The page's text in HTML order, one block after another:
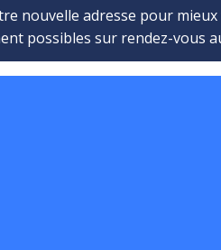
nouvelle adresse pour
possibles sur rendez-vous